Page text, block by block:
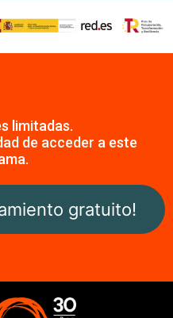
limitadas.
de acceder a este
gratuito!